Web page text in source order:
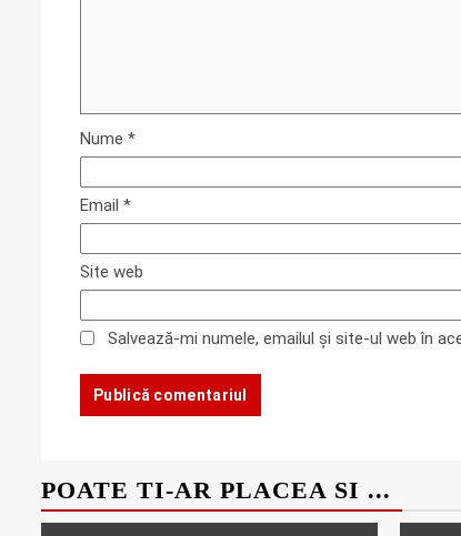
Nume *
Email *
Site web
Salvează-mi numele, emailul și site-ul web în
POATE TI-AR PLACEA SI ...